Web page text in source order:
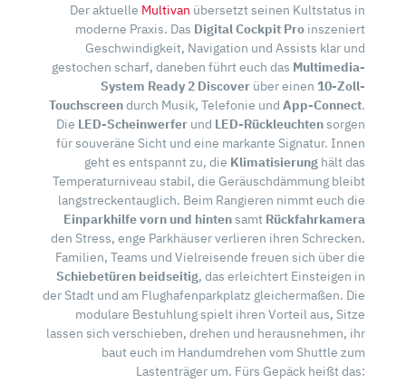
Der aktuelle Multivan übersetzt seinen Kultstatus in
moderne Praxis. Das Digital Cockpit Pro inszeniert
Geschwindigkeit, Navigation und Assists klar und
gestochen scharf, daneben führt euch das Multimedia-
System Ready 2 Discover über einen 10-Zoll-
Touchscreendurch Musik, Telefonie und App-Connect.
Die LED-Scheinwerfer und LED-Rückleuchtensorgen
für souveräne Sicht und eine markante Signatur. Innen
geht es entspannt zu, die Klimatisierung hält das
Temperaturniveau stabil, die Geräuschdämmung bleibt
langstreckentauglich. Beim Rangieren nimmt euch die
Einparkhilfe vorn und hintensamt Rückfahrkamera
den Stress, enge Parkhäuser verlieren ihren Schrecken.
Familien, Teams und Vielreisende freuen sich über die
Schiebetüren beidseitig, das erleichtert Einsteigen in
der Stadt und am Flughafenparkplatz gleichermaßen. Die
modulare Bestuhlung spielt ihren Vorteil aus, Sitze
lassen sich verschieben, drehen und herausnehmen, ihr
baut euch im Handumdrehen vom Shuttle zum
Lastenträger um. Fürs Gepäck heißt das: